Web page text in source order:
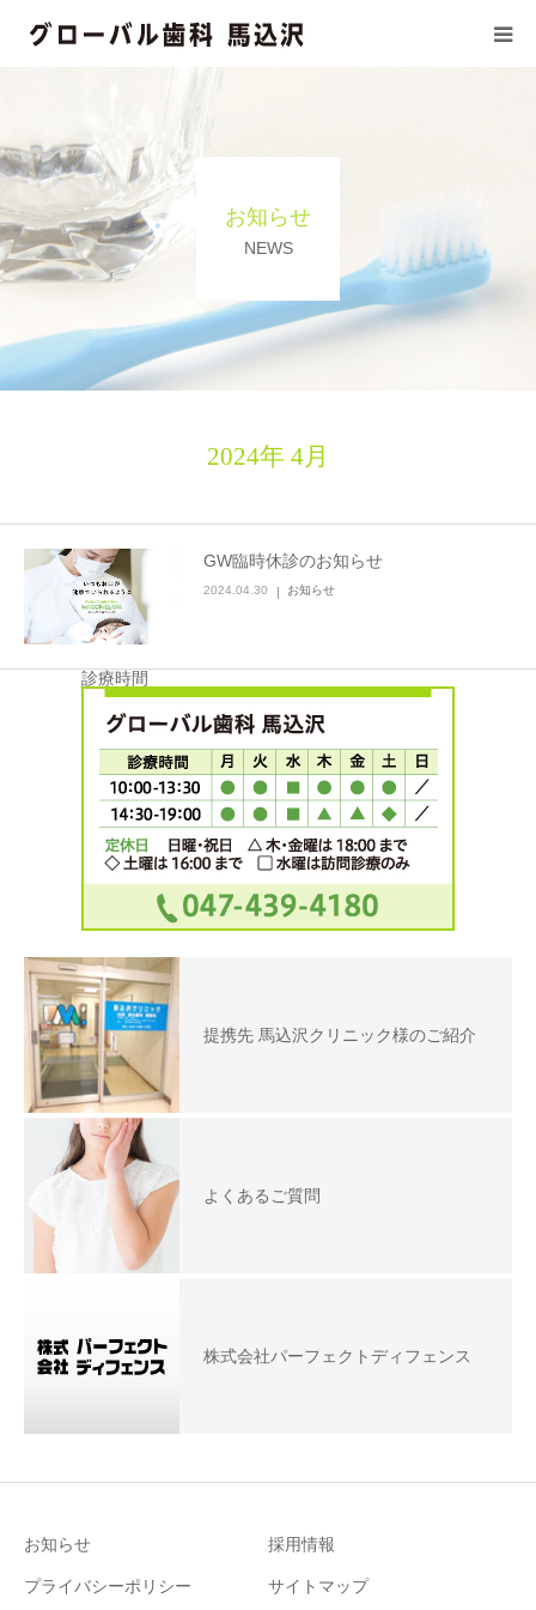
お知らせ
NEWS
2024年 4月
GW臨時休診のお知らせ
2024.04.30 お知らせ
診療時間
提携先 馬込沢クリニック様のご紹介
よくあるご質問
株式会社パーフェクトディフェンス
お知らせ 採用情報
プライバシーポリシー サイトマップ
医療基本方針
当院の施設基準
ドクター/スタッフ紹介